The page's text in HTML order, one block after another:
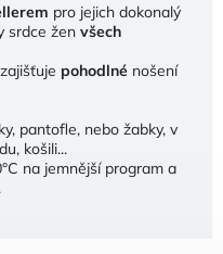
pro jejich dokonalý
srdce žen všech
pohodlné nošení
pantofle, nebo žabky, v
košili...
na jemnější program a